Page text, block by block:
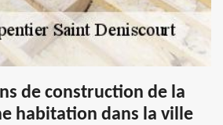
de construction de la
habitation dans la ville